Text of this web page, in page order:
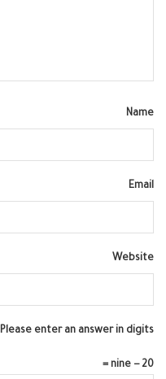
Name
Email
Website
Please enter an answer in digits:
20 − nine =